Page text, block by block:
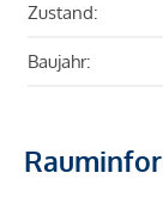
Zustand:
Baujahr: